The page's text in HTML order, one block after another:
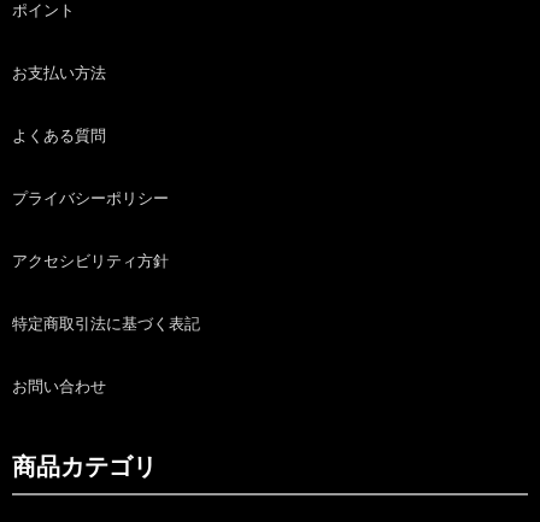
ポイント
お支払い方法
よくある質問
プライバシーポリシー
アクセシビリティ方針
特定商取引法に基づく表記
お問い合わせ
商品カテゴリ